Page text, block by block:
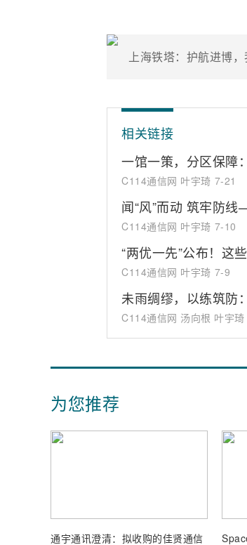
上海铁塔：护航进博，
相关链接
一馆一策，分区保障
C114通信网 叶宇琦 7-21
闻“风”而动 筑牢防
C114通信网 叶宇琦 7-10
“两优一先”公布！这
C114通信网 叶宇琦 7-9
未雨绸缪，以练筑防
C114通信网 汤向根 叶宇琦
为您推荐
通宇通讯澄清：拟收购的佳贤通信